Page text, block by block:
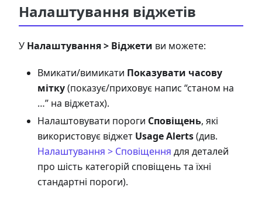
Налаштування віджетів
У Налаштування > Віджети ви можете:
Вмикати/вимикати Показувати часову
мітку(показує/приховує напис “станом на
…” на віджетах).
Налаштовувати пороги Сповіщень, які
використовує віджет Usage Alerts(див.
Налаштування > Сповіщення для деталей
про шість категорій сповіщень та їхні
стандартні пороги).